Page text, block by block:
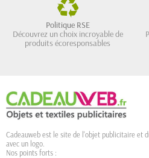
Politique RSE
Découvrez un choix incroyable de
produits écoresponsables
Cadeauweb est le site de l'objet publicitaire et
avec un logo.
Nos points forts :